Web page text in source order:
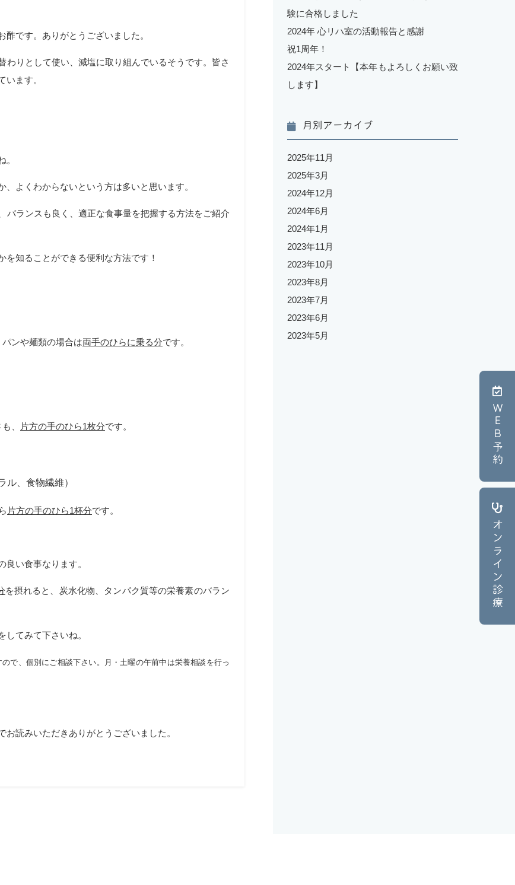
ＷＥＢ予約
オンライン診療
です。ありがとうございました。
りとして使い、減塩に取り組んでいるそうです。皆さ
います。
。
よくわからないという方は多いと思います。
ランスも良く、適正な食事量を把握する方法をご紹介
を知ることができる便利な方法です！
パンや麺類の場合は両手のひらに乗る分です。
、 片方の手のひら1枚分です。
ル、食物繊維）
片方の手のひら1杯分です。
良い食事なります。
を摂れると、炭水化物、タンパク質等の栄養素のバラン
てみて下さいね。
で、個別にご相談下さい。月・土曜の午前中は栄養相談を行っ
読みいただきありがとうございました。
験に合格しました
2024年 心リハ室の活動報告と感謝
祝1周年！
2024年スタート【本年もよろしくお願い致
します】
月別アーカイブ
2025年11月
2025年3月
2024年12月
2024年6月
2024年1月
2023年11月
2023年10月
2023年8月
2023年7月
2023年6月
2023年5月